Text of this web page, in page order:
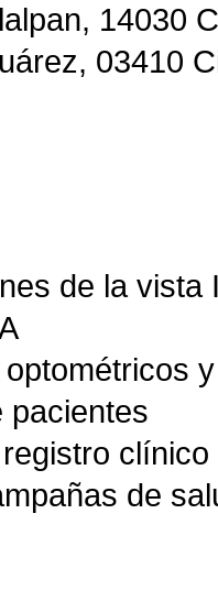
14030
03410
de la vista
pacientes
de